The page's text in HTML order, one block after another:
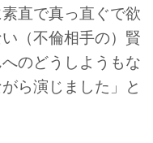
直で真っ直ぐで欲
（不倫相手の）賢
のどうしようもな
ら演じました」と